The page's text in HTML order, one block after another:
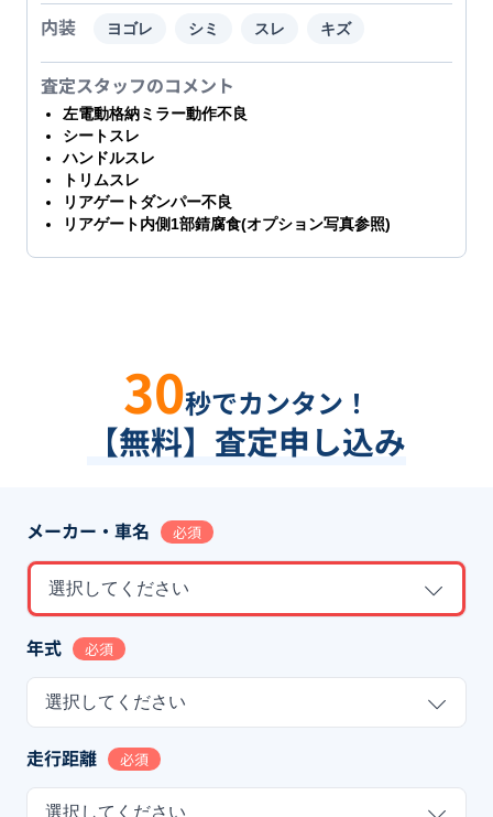
内装 ヨゴレ シミ スレ キズ
査定スタッフのコメント
左電動格納ミラー動作不良
シートスレ
ハンドルスレ
トリムスレ
リアゲートダンパー不良
リアゲート内側1部錆腐食(オプション写真参照)
30秒でカンタン！
【無料】査定申し込み
メーカー・車名 必須
選択してください
年式 必須
選択してください
走行距離 必須
選択してください